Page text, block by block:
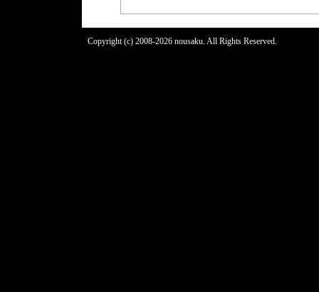
Copyright (c) 2008-2026 nousaku. All Rights Reserved.